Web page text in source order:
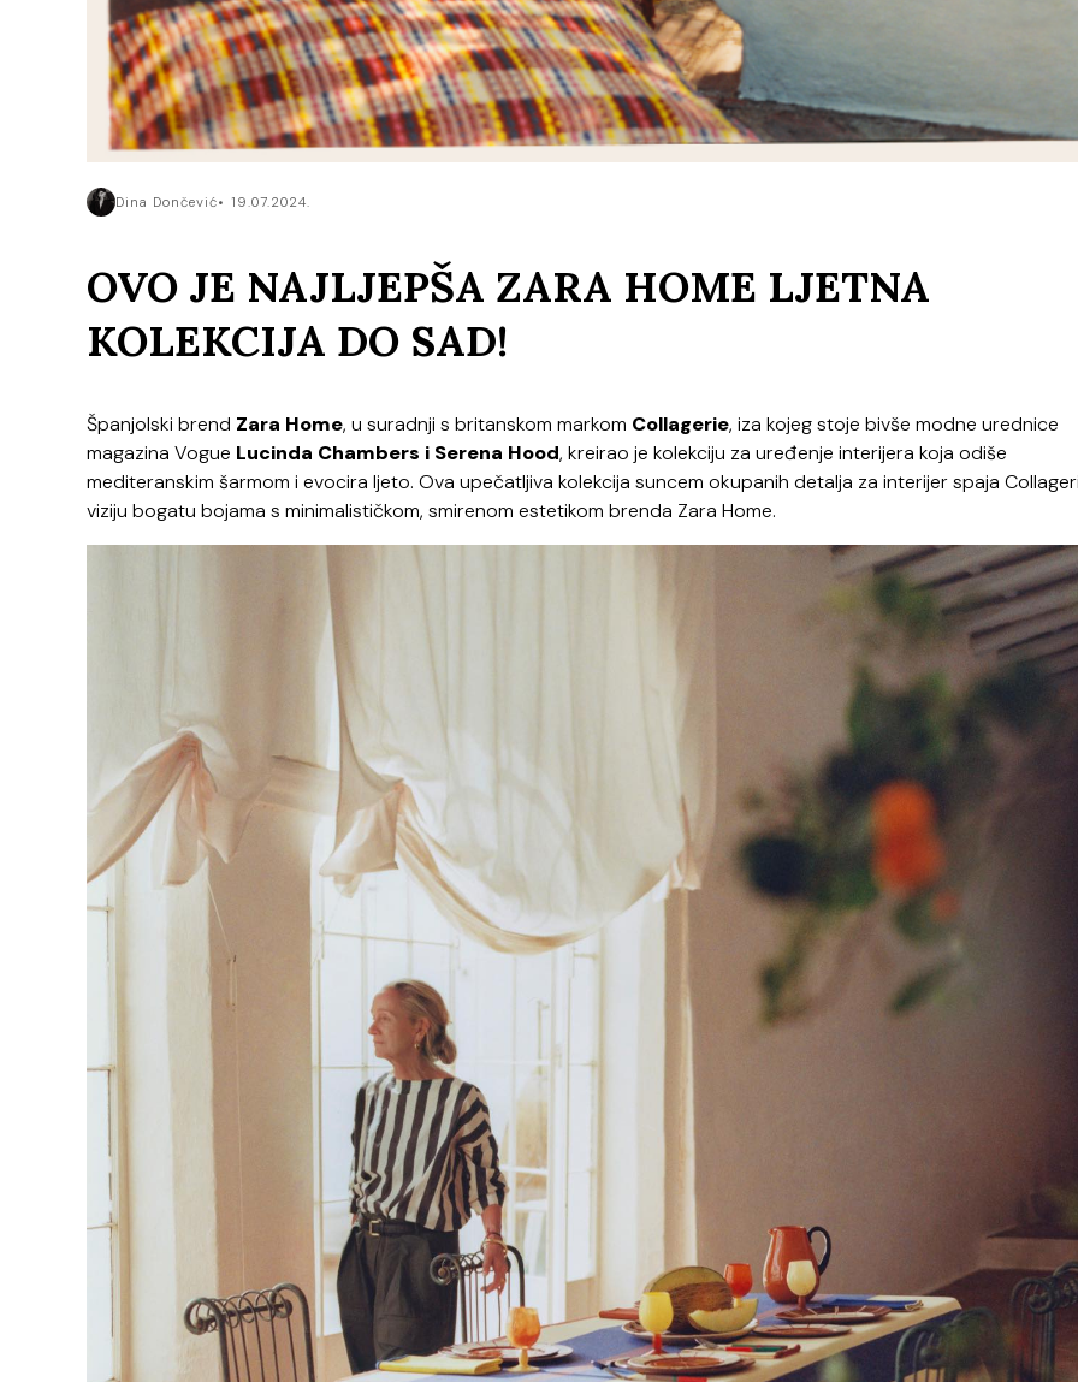
Dina Dončević 19.07.2024.
OVO JE NAJLJEPŠA ZARA HOME LJETNA
KOLEKCIJA DO SAD!
Španjolski brend Zara Home, u suradnji s britanskom markom Collagerie, iza kojeg stoje bivše modne urednice
magazina Vogue Lucinda Chambers i Serena Hood, kreirao je kolekciju za uređenje interijera koja odiše
mediteranskim šarmom i evocira ljeto. Ova upečatljiva kolekcija suncem okupanih detalja za interijer spaja
viziju bogatu bojama s minimalističkom, smirenom estetikom brenda Zara Home.